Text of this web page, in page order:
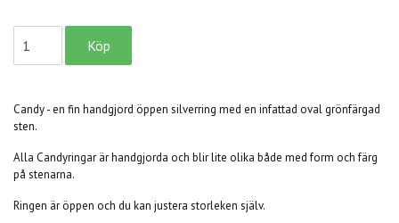
Candy - en fin handgjord öppen silverring med en infattad oval grönfärgad
sten.
Alla Candyringar är handgjorda och blir lite olika både med form och färg
på stenarna.
Ringen är öppen och du kan justera storleken själv.